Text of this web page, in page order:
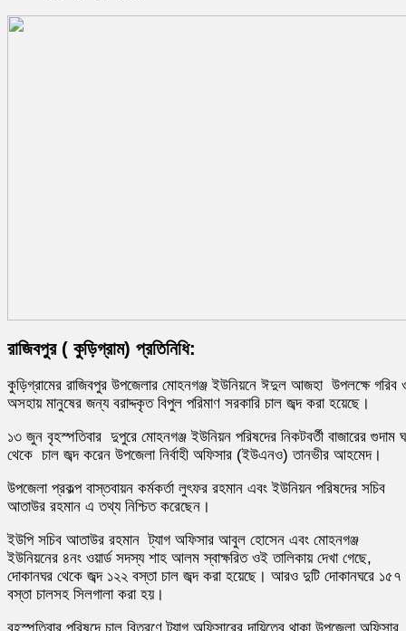
রাজিবপুর ( কুড়িগ্রাম) প্রতিনিধি:
কুড়িগ্রামের রাজিবপুর উপজেলার মোহনগঞ্জ ইউনিয়নে ঈদুল আজহা উপলক্ষে গরিব
অসহায় মানুষের জন্য বরাদ্দকৃত বিপুল পরিমাণ সরকারি চাল জব্দ করা হয়েছে।
১৩ জুন বৃহস্পতিবার দুপুরে মোহনগঞ্জ ইউনিয়ন পরিষদের নিকটবর্তী বাজারের গুদাম
থেকে চাল জব্দ করেন উপজেলা নির্বাহী অফিসার (ইউএনও) তানভীর আহমেদ।
উপজেলা প্রকল্প বাস্তবায়ন কর্মকর্তা লুৎফর রহমান এবং ইউনিয়ন পরিষদের সচিব
আতাউর রহমান এ তথ্য নিশ্চিত করেছেন।
ইউপি সচিব আতাউর রহমান ট্যাগ অফিসার আবুল হোসেন এবং মোহনগঞ্জ
ইউনিয়নের ৪নং ওয়ার্ড সদস্য শাহ আলম স্বাক্ষরিত ওই তালিকায় দেখা গেছে,
দোকানঘর থেকে জব্দ ১২২ বস্তা চাল জব্দ করা হয়েছে। আরও দুটি দোকানঘরে ১৫৭
বস্তা চালসহ সিলগালা করা হয়।